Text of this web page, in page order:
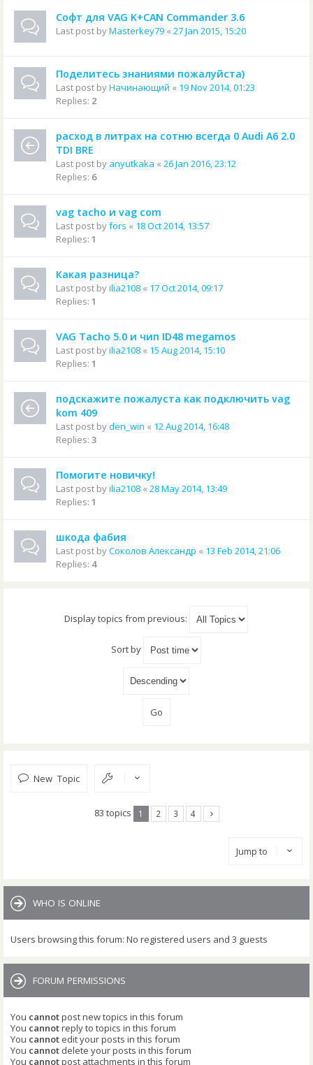
Софт для VAG K+CAN Commander 3.6
Last post byMasterkey79 « 27 Jan 2015, 15:20
Поделитесь знаниями пожалуйста)
Last post byНачинающий « 19 Nov 2014, 01:23
Replies: 2
расход в литрах на сотню всегда 0 Audi A6 2.0
TDI BRE
Last post by anyutkaka « 26 Jan 2016, 23:12
Replies: 6
vag tacho и vag com
Last post byfors « 18 Oct 2014, 13:57
Replies: 1
Какая разница?
Last post byilia2108 « 17 Oct 2014, 09:17
Replies: 1
VAG Tacho 5.0 и чип ID48 megamos
Last post byilia2108 « 15 Aug 2014, 15:10
Replies: 1
подскажите пожалуста как подключить vag
kom 409
Last post byden_win « 12 Aug 2014, 16:48
Replies: 3
Помогите новичку!
Last post byilia2108 « 28 May 2014, 13:49
Replies: 1
шкода фабия
Last post byСоколов Александр « 13 Feb 2014, 21:06
Replies: 4
Display topics from previous:
Sort by
New Topic
83 topics 1 2 3 4
Jump to
WHO IS ONLINE
Users browsing this forum: No registered users and 3 guests
FORUM PERMISSIONS
You cannotpost new topics in this forum
You cannotreply to topics in this forum
You cannot edit your posts in this forum
You cannot delete your posts in this forum
You cannotpost attachments in this forum